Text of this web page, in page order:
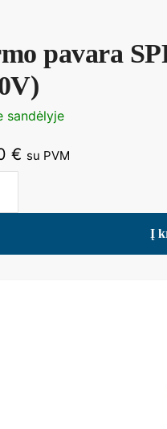
pavara
sandėlyje
€ su PVM
Į